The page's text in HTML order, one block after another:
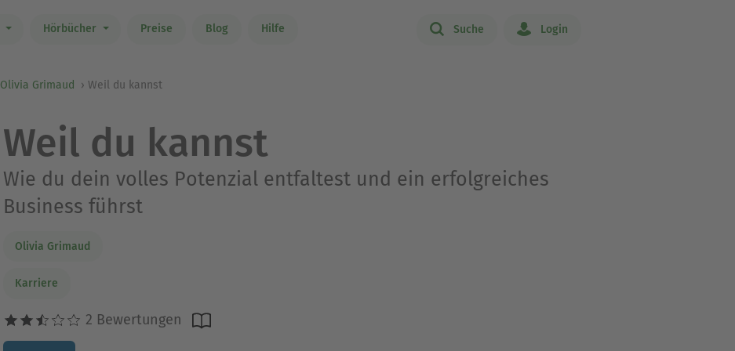
Hörbücher Preise Blog Hilfe Suche Login
Olivia Grimaud Weil du kannst
Weil du kannst
Wie du dein volles Potenzial entfaltest und ein erfolgreiches
Business führst
Olivia Grimaud
Karriere
2 Bewertungen